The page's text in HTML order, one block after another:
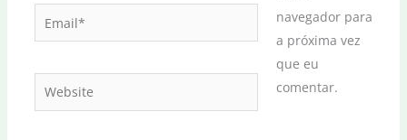
Email*
Website
navegador para
a próxima vez
que eu
comentar.